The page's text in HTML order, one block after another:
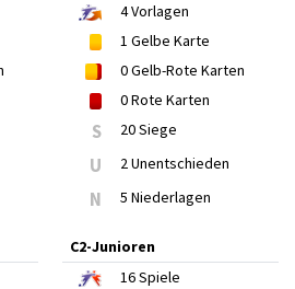
4Vorlagen
1 Gelbe Karte
0Gelb-Rote Karten
0Rote Karten
S 20 Siege
U 2 Unentschieden
N 5 Niederlagen
C2-Junioren
16Spiele